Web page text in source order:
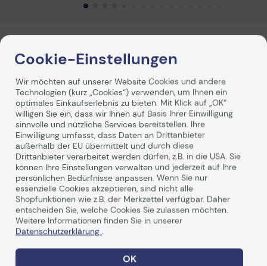
Datenverordnung
Vorvertragliche
Was ist ein Giclée-Druck?
06.05.26 | Keine Kommentare
Neuigkeiten
Wissenswertes
Produktbeschreibung
Cookie-Einstellungen
Wir möchten auf unserer Website Cookies und andere
Technologien (kurz „Cookies“) verwenden, um Ihnen ein
optimales Einkaufserlebnis zu bieten. Mit Klick auf „OK“
willigen Sie ein, dass wir Ihnen auf Basis Ihrer Einwilligung
sinnvolle und nützliche Services bereitstellen. Ihre
Einwilligung umfasst, dass Daten an Drittanbieter
außerhalb der EU übermittelt und durch diese
Drittanbieter verarbeitet werden dürfen, z.B. in die USA. Sie
können Ihre Einstellungen verwalten und jederzeit auf Ihre
persönlichen Bedürfnisse anpassen. Wenn Sie nur
essenzielle Cookies akzeptieren, sind nicht alle
Shopfunktionen wie z.B. der Merkzettel verfügbar. Daher
entscheiden Sie, welche Cookies Sie zulassen möchten.
Weitere Informationen finden Sie in unserer
Datenschutzerklärung .
OK